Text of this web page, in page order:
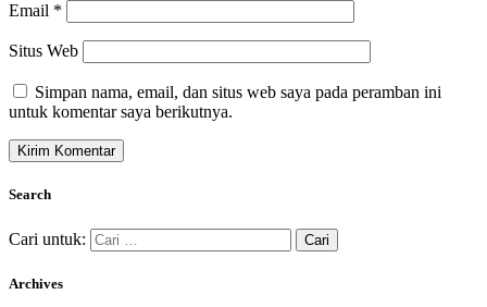
Email *
Situs Web
Simpan nama, email, dan situs web saya pada peramban ini
untuk komentar saya berikutnya.
Search
Cari untuk:
Archives